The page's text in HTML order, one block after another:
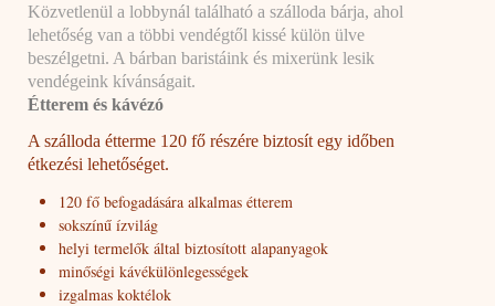
Közvetlenül a lobbynál található a szálloda bárja, ahol
lehetőség van a többi vendégtől kissé külön ülve
beszélgetni. A bárban baristáink és mixerünk lesik
vendégeink kívánságait.
Étterem és kávézó
A szálloda étterme 120 fő részére biztosít egy időben
étkezési lehetőséget.
120 fő befogadására alkalmas étterem
sokszínű ízvilág
helyi termelők által biztosított alapanyagok
minőségi kávékülönlegességek
izgalmas koktélok